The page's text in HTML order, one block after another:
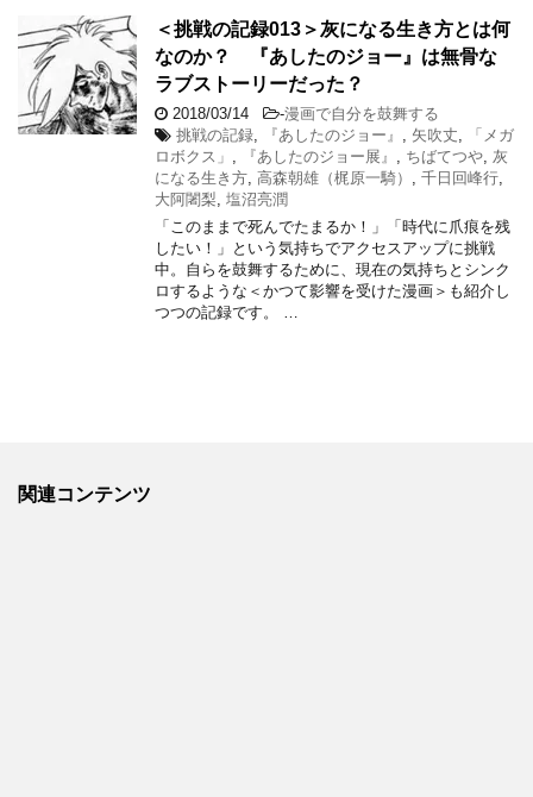
＜挑戦の記録013＞灰になる生き方とは何
なのか？ 『あしたのジョー』は無骨な
ラブストーリーだった？
2018/03/14 -漫画で自分を鼓舞する
挑戦の記録
『あしたのジョー』 矢吹丈
「メガ
ロボクス」
『あしたのジョー展』 ちばてつや 灰
になる生き方 高森朝雄（梶原一騎） 千日回峰行
大阿闍梨 塩沼亮潤
「このままで死んでたまるか！」「時代に爪痕を残
したい！」という気持ちでアクセスアップに挑戦
中。自らを鼓舞するために、現在の気持ちとシンク
ロするような＜かつて影響を受けた漫画＞も紹介し
つつの記録です。 …
関連コンテンツ